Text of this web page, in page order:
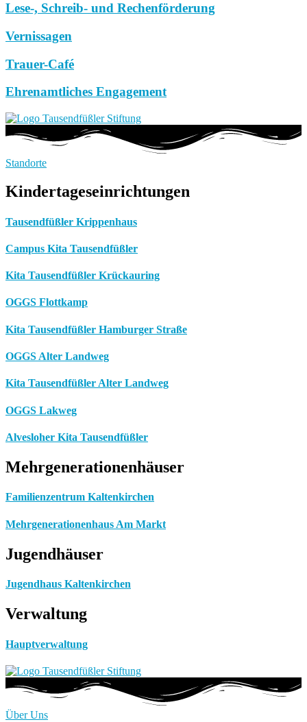
Lese-, Schreib- und Rechenförderung
Vernissagen
Trauer-Café
Ehrenamtliches Engagement
Standorte
Kindertageseinrichtungen
Tausendfüßler Krippenhaus
Campus Kita Tausendfüßler
Kita Tausendfüßler Krückauring
OGGS Flottkamp
Kita Tausendfüßler Hamburger Straße
OGGS Alter Landweg
Kita Tausendfüßler Alter Landweg
OGGS Lakweg
Alvesloher Kita Tausendfüßler
Mehrgenerationenhäuser
Familienzentrum Kaltenkirchen
Mehrgenerationenhaus Am Markt
Jugendhäuser
Jugendhaus Kaltenkirchen
Verwaltung
Hauptverwaltung
Über Uns